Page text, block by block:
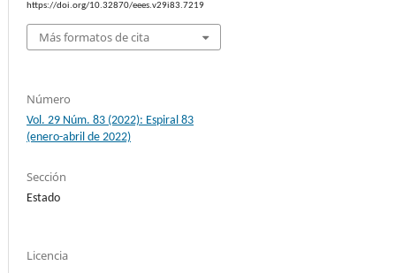
https://doi.org/10.32870/eees.v29i83.7219
Más formatos de cita
Número
Vol. 29 Núm. 83 (2022): Espiral 83
(enero-abril de 2022)
Sección
Estado
Licencia